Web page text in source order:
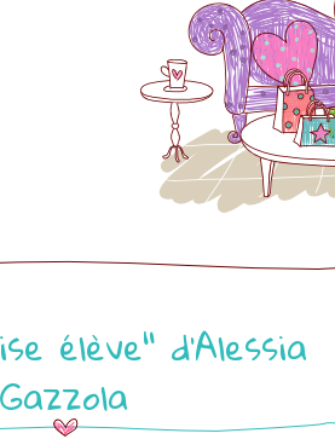
élève" d'Alessia
Gazzola